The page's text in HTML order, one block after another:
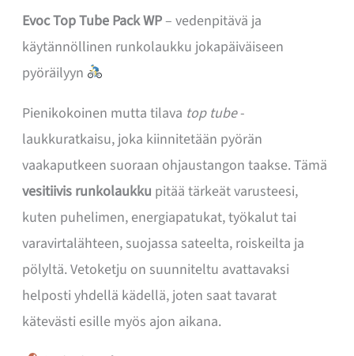
Evoc Top Tube Pack WP– vedenpitävä ja
käytännöllinen runkolaukku jokapäiväiseen
pyöräilyyn
Pienikokoinen mutta tilava top tube-
laukkuratkaisu, joka kiinnitetään pyörän
vaakaputkeen suoraan ohjaustangon taakse. Tämä
vesitiivis runkolaukku pitää tärkeät varusteesi,
kuten puhelimen, energiapatukat, työkalut tai
varavirtalähteen, suojassa sateelta, roiskeilta ja
pölyltä. Vetoketju on suunniteltu avattavaksi
helposti yhdellä kädellä, joten saat tavarat
kätevästi esille myös ajon aikana.